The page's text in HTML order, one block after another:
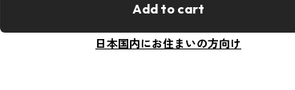
Add to cart
日本国内にお住まいの方向け